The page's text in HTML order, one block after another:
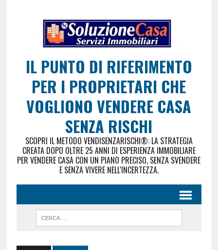
IL PUNTO DI RIFERIMENTO
PER I PROPRIETARI CHE
VOGLIONO VENDERE CASA
SENZA RISCHI
SCOPRI IL METODO VENDISENZARISCHI®: LA STRATEGIA
CREATA DOPO OLTRE 25 ANNI DI ESPERIENZA IMMOBILIARE
PER VENDERE CASA CON UN PIANO PRECISO, SENZA SVENDERE
E SENZA VIVERE NELL'INCERTEZZA.